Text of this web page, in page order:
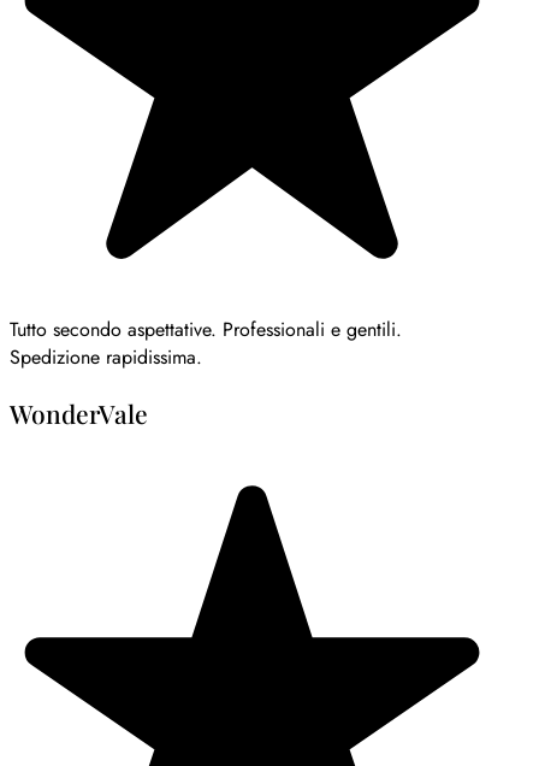
Tutto secondo aspettative. Professionali e gentili.
Spedizione rapidissima.
WonderVale